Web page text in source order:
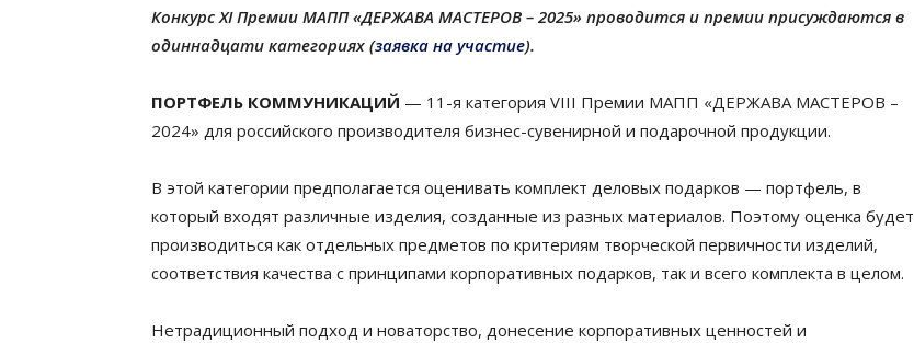
Конкурс XI Премии МАПП «ДЕРЖАВА МАСТЕРОВ – 2025» проводится и премии присуждаются в
одиннадцати категориях (заявка на участие).
ПОРТФЕЛЬ КОММУНИКАЦИЙ — 11-я категория VIII Премии МАПП «ДЕРЖАВА МАСТЕРОВ –
2024» для российского производителя бизнес-сувенирной и подарочной продукции.
В этой категории предполагается оценивать комплект деловых подарков — портфель, в
который входят различные изделия, созданные из разных материалов. Поэтому оценка будет
производиться как отдельных предметов по критериям творческой первичности изделий,
соответствия качества с принципами корпоративных подарков, так и всего комплекта в целом.
Нетрадиционный подход и новаторство, донесение корпоративных ценностей и